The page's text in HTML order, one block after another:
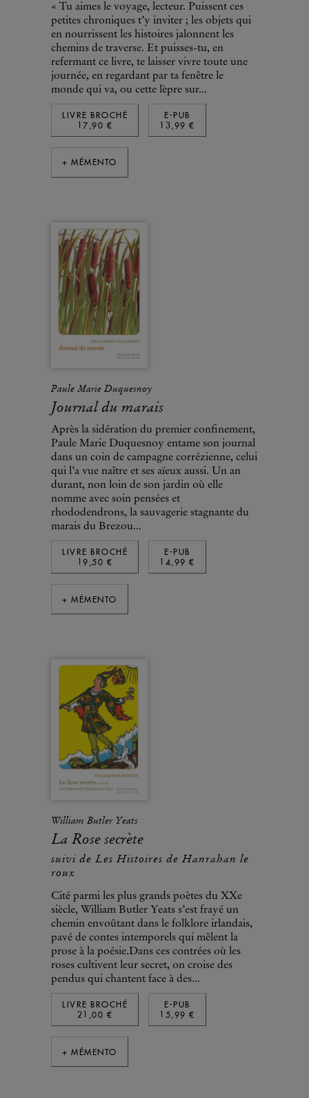
« Tu aimes le voyage, lecteur. Puissent ces
petites chroniques t’y inviter ; les objets qui
en nourrissent les histoires jalonnent les
chemins de traverse. Et puisses-tu, en
refermant ce livre, te laisser vivre toute une
journée, en regardant par ta fenêtre le
monde qui va, ou cette lèpre sur...
LIVRE BROCHÉ
17,90 €
E-PUB
13,99 €
+ MÉMENTO
Paule Marie Duquesnoy
Journal du marais
Après la sidération du premier confinement,
Paule Marie Duquesnoy entame son journal
dans un coin de campagne corrézienne, celui
qui l’a vue naître et ses aïeux aussi. Un an
durant, non loin de son jardin où elle
nomme avec soin pensées et
rhododendrons, la sauvagerie stagnante du
marais du Brezou...
LIVRE BROCHÉ
19,50 €
E-PUB
14,99 €
+ MÉMENTO
William Butler Yeats
La Rose secrète
suivi de Les Histoires de Hanrahan le
roux
Cité parmi les plus grands poètes du XXe
siècle, William Butler Yeats s’est frayé un
chemin envoûtant dans le folklore irlandais,
pavé de contes intemporels qui mêlent la
prose à la poésie.Dans ces contrées où les
roses cultivent leur secret, on croise des
pendus qui chantent face à des...
LIVRE BROCHÉ
21,00 €
E-PUB
15,99 €
+ MÉMENTO